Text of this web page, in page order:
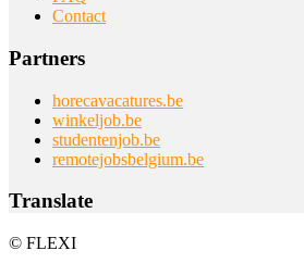
Contact
Partners
horecavacatures.be
winkeljob.be
studentenjob.be
remotejobsbelgium.be
Translate
© FLEXI